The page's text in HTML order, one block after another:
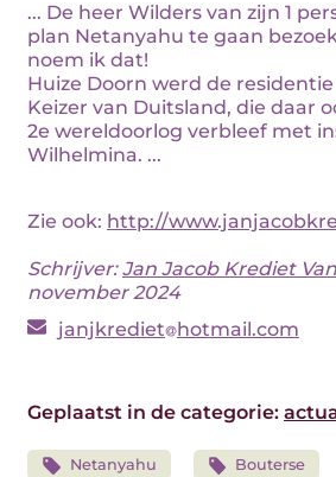
... De heer Wilders van zijn 1
plan Netanyahu te gaan
noem ik dat!
Huize Doorn werd de
Keizer van Duitsland, die daar
2e wereldoorlog verbleef met
Wilhelmina. ...
Zie ook: http://
Schrijver:Jan Jacob Krediet
november 2024
janjkrediet hotmail.com
Geplaatst in de categorie:
Netanyahu Bouterse